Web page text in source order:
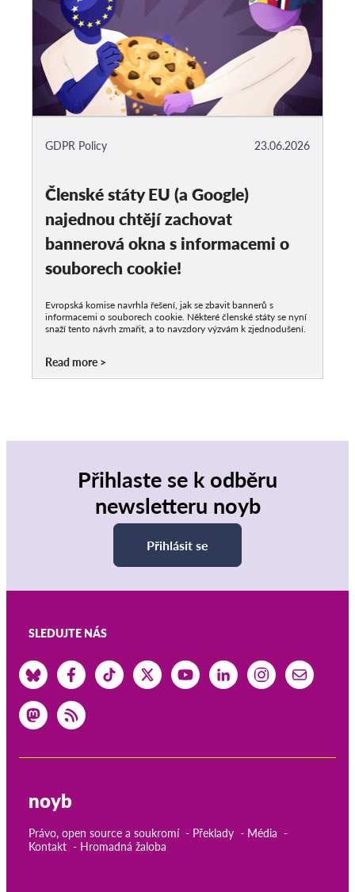
23.06.2026
GDPR Policy
Členské státy EU (a Google)
najednou chtějí zachovat
bannerová okna s informacemi o
souborech cookie!
Evropská komise navrhla řešení, jak se zbavit bannerů s
informacemi o souborech cookie. Některé členské státy se nyní
snaží tento návrh zmařit, a to navzdory výzvám k zjednodušení.
Read more
Přihlaste se k odběru
newsletteru noyb
Přihlásit se
SLEDUJTE NÁS
noyb
Právo, open source a soukromí Překlady
Média
Kontakt
Hromadná žaloba